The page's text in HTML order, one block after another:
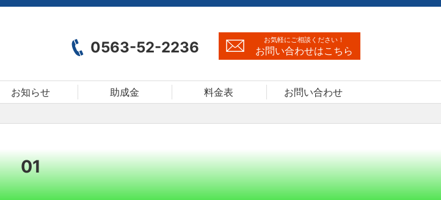
0563-52-2236 お気軽にご相談ください！
お問い合わせはこちら
お知らせ 助成金 料金表 お問い合わせ
01